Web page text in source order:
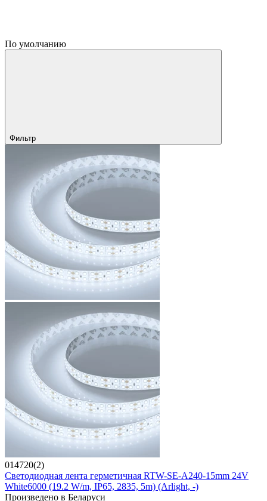
По умолчанию
Фильтр
014720(2)
Светодиодная лента герметичная RTW-SE-A240-15mm 24V
White6000 (19.2 W/m, IP65, 2835, 5m) (Arlight, -)
Произведено в Беларуси